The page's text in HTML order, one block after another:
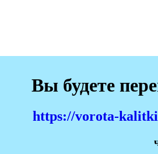
Вы будете
https://vorota-